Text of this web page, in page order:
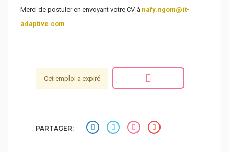
Merci de postuler en envoyant votre CV à nafy.ngom@it-
adaptive.com
Cet emploi a expiré
PARTAGER: